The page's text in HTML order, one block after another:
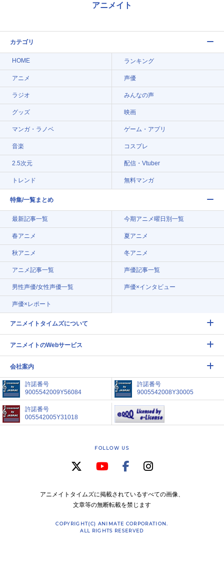
アニメイト
カテゴリ
HOME ランキング
アニメ 声優
ラジオ みんなの声
グッズ 映画
マンガ・ラノベ ゲーム・アプリ
音楽 コスプレ
2.5次元 配信・Vtuber
トレンド 無料マンガ
特集/一覧まとめ
最新記事一覧 今期アニメ曜日別一覧
春アニメ 夏アニメ
秋アニメ 冬アニメ
アニメ記事一覧 声優記事一覧
男性声優/女性声優一覧 声優×インタビュー
声優×レポート
アニメイトタイムズについて
アニメイトのWebサービス
会社案内
許諾番号
9005542009Y56084
許諾番号
9005542008Y30005
許諾番号
005542005Y31018
FOLLOW US
アニメイトタイムズに掲載されているすべての画像、
文章等の無断転載を禁じます
COPYRIGHT(C) ANIMATE CORPORATION.
ALL RIGHTS RESERVED